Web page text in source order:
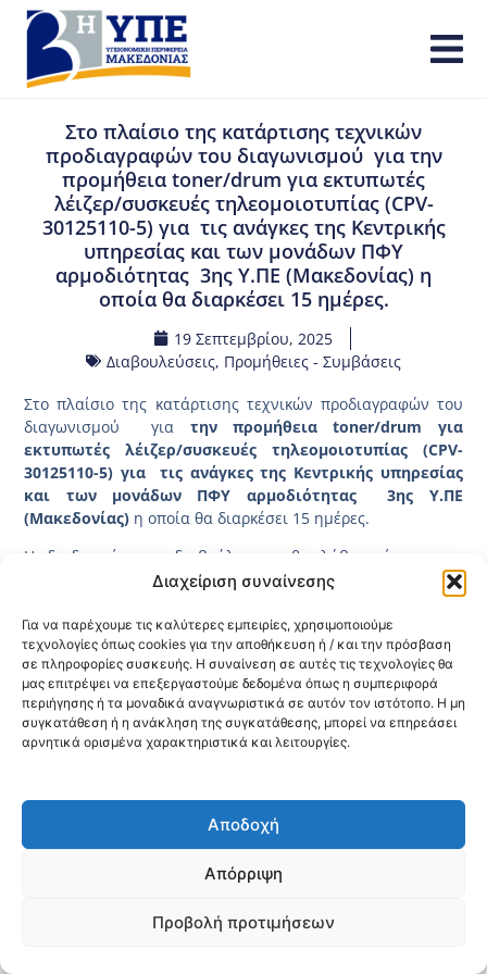
Διαχείριση συναίνεσης
Για να παρέχουμε τις καλύτερες εμπειρίες, χρησιμοποιούμε
τεχνολογίες όπως cookies για την αποθήκευση ή / και την πρόσβαση
σε πληροφορίες συσκευής. Η συναίνεση σε αυτές τις τεχνολογίες θα
μας επιτρέψει να επεξεργαστούμε δεδομένα όπως η συμπεριφορά
περιήγησης ή τα μοναδικά αναγνωριστικά σε αυτόν τον ιστότοπο. Η μη
συγκατάθεση ή η ανάκληση της συγκατάθεσης, μπορεί να επηρεάσει
αρνητικά ορισμένα χαρακτηριστικά και λειτουργίες.
Αποδοχή
Απόρριψη
Προβολή προτιμήσεων
Στο πλαίσιο της κατάρτισης τεχνικών
προδιαγραφών του διαγωνισμού για την
προμήθεια toner/drum για εκτυπωτές
λέιζερ/συσκευές τηλεομοιοτυπίας (CPV-
30125110-5) για τις ανάγκες της Κεντρικής
υπηρεσίας και των μονάδων ΠΦΥ
αρμοδιότητας 3ης Υ.ΠΕ (Μακεδονίας) η
οποία θα διαρκέσει 15 ημέρες.
19 Σεπτεμβρίου, 2025
Διαβουλεύσεις, Προμήθειες - Συμβάσεις
Στο πλαίσιο της κατάρτισης τεχνικών προδιαγραφών του
διαγωνισμού για την προμήθεια toner/drum για
εκτυπωτές λέιζερ/συσκευές τηλεομοιοτυπίας (CPV-
30125110-5) για τις ανάγκες της Κεντρικής υπηρεσίας
και των μονάδων ΠΦΥ αρμοδιότητας 3ης Υ.ΠΕ
(Μακεδονίας) η οποία θα διαρκέσει 15 ημέρες.
Η διαδικασία της διαβούλευσης θα λάβει μέρος στην
ιστοσελίδα του ΕΣΗΔΗΣ (έχει αναρτηθεί και έχει πάρει τον
κωδικό 2025DIAB31262) και παρακαλούνται οι
ενδιαφερόμενοι να επισκεφτούν τον παρακάτωσύνδεσμο
προκειμένου να λάβουν γνώση επί των τεχνικών
προδιαγραφών.
Κοινοποίηση:
Πολιτική Προστασίας Δεδομένων
Θεσσαλονίκη, ΕλλάδαΤηλ: +30 2311 226 200
email: 3ype@3ype.gr
Website Visits: